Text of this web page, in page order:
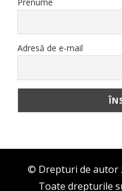
Adresă de e-mail
© Drepturi de autor
Toate drepturile